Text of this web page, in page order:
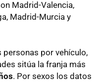
Madrid-Valencia,
Madrid-Murcia y
personas por vehículo,
sitúa la franja más
. Por sexos los datos